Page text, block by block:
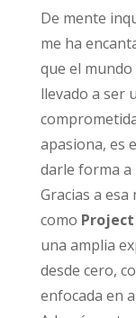
De mente
me ha
que el
llevado a ser
apasiona, es
darle forma a
Gracias a
como
una amplia
desde cero,
enfocada en